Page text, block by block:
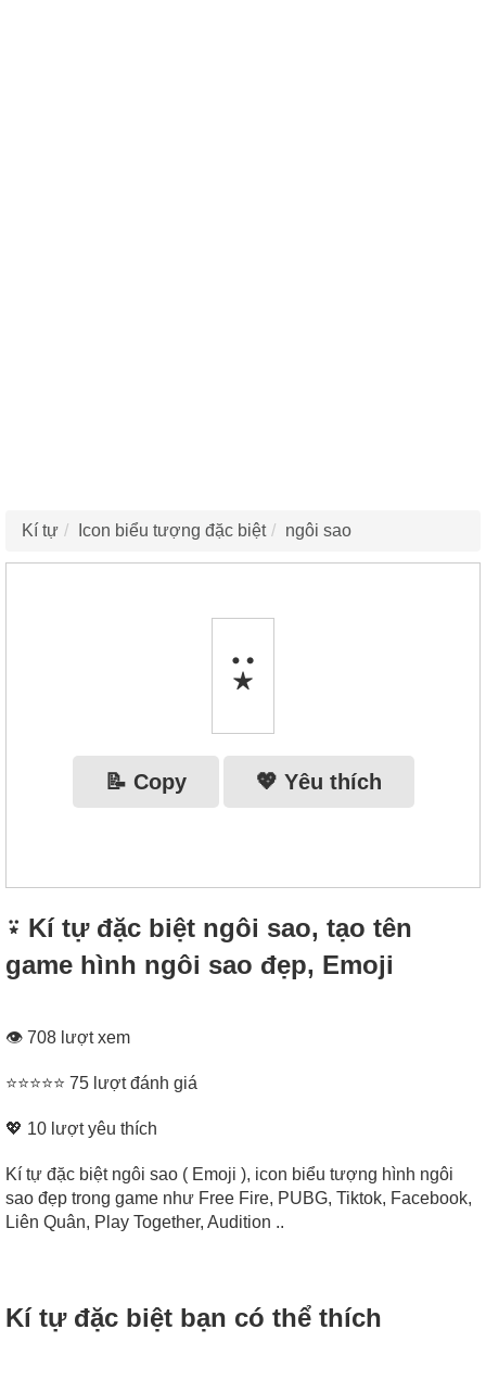
Kí tự Icon biểu tượng đặc biệt ngôi sao
⍣
📝 Copy 💖 Yêu thích
⍣ Kí tự đặc biệt ngôi sao, tạo tên
game hình ngôi sao đẹp, Emoji
👁 708 lượt xem
⭐⭐⭐⭐⭐ 75 lượt đánh giá
💖 10 lượt yêu thích
Kí tự đặc biệt ngôi sao ( Emoji ), icon biểu tượng hình ngôi
sao đẹp trong game như Free Fire, PUBG, Tiktok, Facebook,
Liên Quân, Play Together, Audition ..
Kí tự đặc biệt bạn có thể thích